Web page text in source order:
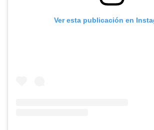
Ver esta publicación en